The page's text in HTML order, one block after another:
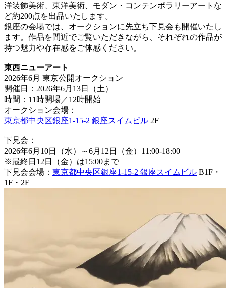
洋装飾美術、東洋美術、モダン・コンテンポラリーアートな
ど約200点を出品いたします。
銀座の会場では、オークションに先立ち下見会も開催いたし
ます。作品を間近でご覧いただきながら、それぞれの作品が
持つ魅力や存在感をご体感ください。
東西ニューアート
2026年6月 東京公開オークション
開催日：2026年6月13日（土）
時間：11時開場／12時開始
オークション会場：
東京都中央区銀座1-15-2 銀座スイムビル 2F
下見会：
2026年6月10日（水）～6月12日（金）11:00-18:00
※最終日12日（金）は15:00まで
下見会会場： 東京都中央区銀座1-15-2 銀座スイムビル B1F・
1F・2F